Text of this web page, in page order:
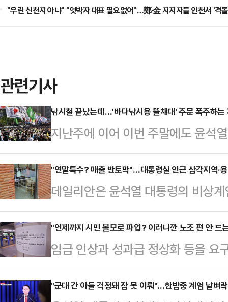
"우린 신천지 아냐" "엇박자 대표 필요없어"…鄭·金 지지자들 인천서 '격
관련기사
낚시철 끝났는데…'바다낚시용 뜰채대' 주문 폭주하
지난주에 이어 이번 주말에도 윤석
운데, 전국에서 각종 집회·시위 용
리안 취재 결과 확인됐다.11일 데
한 낚시용품 업체에서는 난데없이 '
운영하는 A씨는 업체를 방문한 기
류의 낚시용품들이 창고 선반에 쌓
었다.A씨는 "여기에 놓여있었던 것
터 뜰채대 주문이 …
"연말특수? 매출 반토막"…대통령실 인근 삼각지역·
데일리안은 윤석열 대통령의 비상
통령실 인근 상권이 밀집해 있는 삼
씨 만큼이나 한산한 분위기에서 상
발걸음이 아예 끊겼다며 대통령이
관저 입구 곳곳에는 수십 명의 경찰
한 시민이 대통령실 입구를 사진 촬
"언제까지 시민 볼모로 파업? 이러니깐 노조 편 안
임금 인상과 성과급 정상화 등을 요
조합(철도노조)이 5일 오전 첫 열차
다. 이에 따라 고속철도(KTX)와 새
"군대 간 아들 걱정돼 잠 못 이뤄"…한밤중 계엄 날벼